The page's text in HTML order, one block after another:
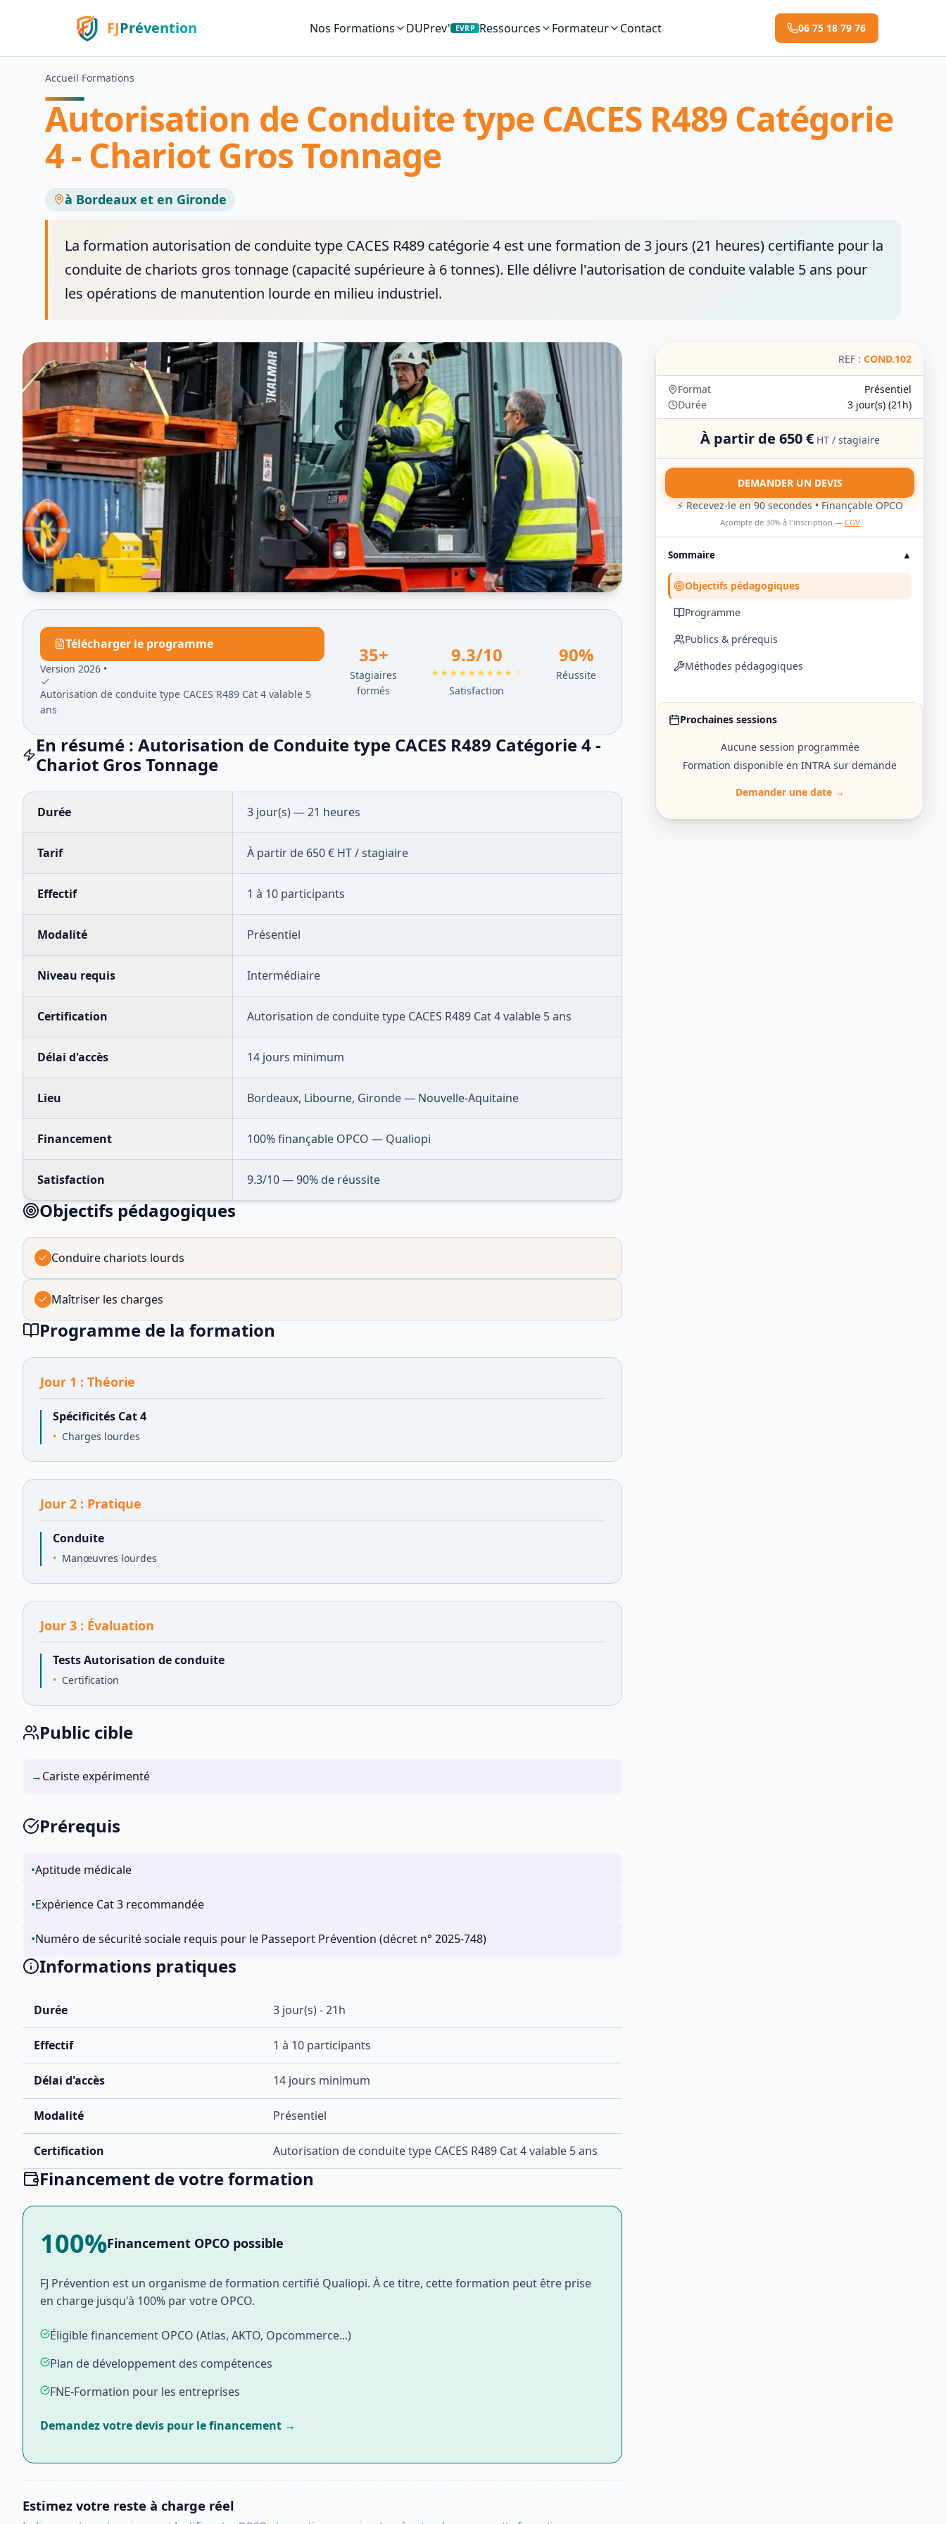
FJPrévention Nos Formations DUPrev' EVRP Ressources Formateur Contact 06 75 18 79 76
Accueil›Formations
Autorisation de Conduite type CACES R489 Catégorie
4 - Chariot Gros Tonnage
à Bordeaux et en Gironde
La formation autorisation de conduite type CACES R489 catégorie 4 est une formation de 3 jours (21 heures) certifiante pour la
conduite de chariots gros tonnage (capacité supérieure à 6 tonnes). Elle délivre l'autorisation de conduite valable 5 ans pour
les opérations de manutention lourde en milieu industriel.
Télécharger le programme
Version 2026 •
Autorisation de conduite type CACES R489 Cat 4 valable 5
ans
35+
Stagiaires
formés
9.3/10
★★★★★★★★★☆
Satisfaction
90%
Réussite
En résumé : Autorisation de Conduite type CACES R489 Catégorie 4 -
Chariot Gros Tonnage
Durée 3 jour(s) —21 heures
Tarif À partir de 650€ HT /stagiaire
Effectif 1 à 10 participants
Modalité Présentiel
Niveau requis Intermédiaire
Certification Autorisation de conduite type CACES R489 Cat 4 valable 5 ans
Délai d'accès 14 jours minimum
Lieu Bordeaux, Libourne, Gironde — Nouvelle-Aquitaine
Financement 100% finançable OPCO — Qualiopi
Satisfaction 9.3/10 —90% de réussite
Objectifs pédagogiques
Conduire chariots lourds
Maîtriser les charges
Programme de la formation
Jour 1 : Théorie
Spécificités Cat 4
Charges lourdes
Jour 2 : Pratique
Conduite
Manœuvres lourdes
Jour 3 : Évaluation
Tests Autorisation de conduite
Certification
Public cible
→Cariste expérimenté
Prérequis
•Aptitude médicale
•Expérience Cat 3 recommandée
•Numéro de sécurité sociale requis pour le Passeport Prévention (décret n° 2025-748)
Informations pratiques
Durée 3 jour(s) -21h
Effectif 1 à 10 participants
Délai d'accès 14 jours minimum
Modalité Présentiel
Certification Autorisation de conduite type CACES R489 Cat 4 valable 5 ans
Financement de votre formation
100%Financement OPCO possible
FJ Prévention est un organisme de formation certifié Qualiopi. À ce titre, cette formation peut être prise
en charge jusqu'à 100% par votre OPCO.
Éligible financement OPCO (Atlas, AKTO, Opcommerce...)
Plan de développement des compétences
FNE-Formation pour les entreprises
Demandez votre devis pour le financement →
Estimez votre reste à charge réel
REF : COND.102
Format
Présentiel
Durée
3 jour(s) (21 h)
À partir de 650€ HT / stagiaire
DEMANDER UN DEVIS
⚡ Recevez-le en 90 secondes • Finançable OPCO
Acompte de 30% à l'inscription — CGV
Sommaire ▲
Objectifs pédagogiques
Programme
Publics & prérequis
Méthodes pédagogiques
Prochaines sessions
Aucune session programmée
Formation disponible en INTRA sur demande
Demander une date →